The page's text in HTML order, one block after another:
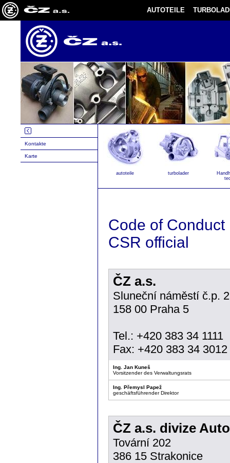
AUTOTEILE
Kontakte
Karte
autoteile turbolader
Code of Conduct
CSR official
ČZ a.s.
Sluneční náměstí č.p.
158 00 Praha 5
Tel.: +420 383 34 1111
Fax: +420 383 34 3012
Ing. Jan Kuneš
Vorsitzender des Verwaltungsrats
Ing. Přemysl Papež
geschäftsführender Direktor
ČZ a.s. divize Auto
Tovární 202
386 15 Strakonice